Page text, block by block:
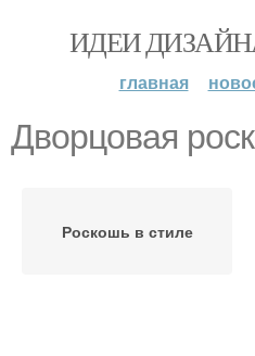
ИДЕИ
главная
Дворцовая
Роскошь в стиле